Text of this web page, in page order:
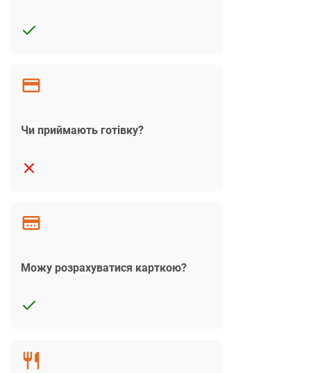
Чи приймають готівку?
Можу розрахуватися карткою?